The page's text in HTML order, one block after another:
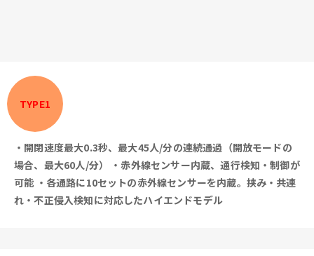
TYPE1
・開閉速度最大0.3秒、最大45人/分の連続通過（開放モードの
場合、最大60人/分）
・赤外線センサー内蔵、通行検知・制御が
可能 ・各通路に10セットの赤外線センサーを内蔵。挟み・共連
れ・不正侵入検知に対応したハイエンドモデル